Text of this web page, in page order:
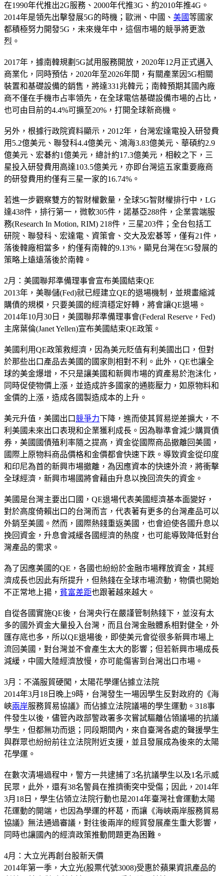
在1990年代推出2G服務、2000年代推3G、約2010年推4G。
2014年是領先出擊發展5G的時機；歐洲、中國、 美國等國家
都積極努力開發5G，未來幾年中，這個市場的競爭將更激
烈。
2017年，據南韓規劃5G試用服務開放，2020年12月正式邁入
商業化，同時預估，2020年至2026年間，有關產業因5G相關
裝置和基礎設備的銷售，將達331兆韓元；南韓預期其國內廠
商不僅在手機市占率領先，在全球電信基礎設備市場的占比，
也可由目前的4.4%可擴至20%，打開全球新商機。
另外，根據行政院資料顯示，2012年，台灣宏達電投入研發費
用5.2億美元、聯發科4.4億美元、鴻海3.83億美元、華碩約2.9
億美元、宏碁約1億美元，總計約17.3億美元，相較之下，三
星投入研發費用高達103.5億美元，亦即台灣這五家重要廠商
的研發費用約僅有三星一家的16.74%。
若進一步觀察雙方的智財權數量，全球5G智財權排行中，LG
達438件，排行第一，微軟305件，諾基亞288件，企業雲端服
務(Research In Motion, RIM) 218件，三星203件；全台包括工
研院、聯發科、宏達電、資策會、交大及宏碁等，僅有21件，
落後韓廠相當多，約僅有南韓的9.13%，顯見台灣在5G發展的
策略上遠遠落後於南韓。
2月：美國聯邦準備理事會宣布美國結束QE
2013年，美聯儲(Fed)就已經建立QE的退場機制，並規畫縮減
購債的規模，只要美國的經濟穩定好轉，將會讓QE退場。
2014年10月30日，美國聯邦準備理事會(Federal Reserve，Fed)
主席葉倫(Janet Yellen)宣布美國結束QE政策。
美國利用QE政策救經濟，因為美元貶值有利美國出口，但對
於那些出口產品去美國的國家則相對不利。此外，QE也讓全
球的美金爆增，不只是讓美國和新興市場的資產易於泡沫化，
同時促使物價上漲，並造成許多國家的通膨壓力，如原物料和
金價的上漲，造成各國製造成本的上升。
美元升值，美國出口 競爭力下降，進而使其貿易逆差擴大，不
利美國未來出口表現和企業獲利成長。因為聯準會減少購買債
券，美國國債殖利率隨之提高，資金從國際商品撤離回美國，
國際上原物料商品價格和金價都會快速下跌。導致資金從印度
和印尼為首的新興市場撤離，為因應資本的快速外流，將衝擊
全球經濟，新興市場國將會藉由升息以挽回流失的資金。
美國是台灣主要出口國，QE退場代表美國經濟基本面變好，
對於高度倚賴出口的台灣而言，代表著有更多的台灣產品可以
外銷至美國。然而，國際熱錢重返美國，也會迫使各國升息以
挽回資金，升息會減緩各國經濟的熱度，也可能導致降低對台
灣產品的需求。
為了因應美國的QE，各國也紛紛於金融市場釋放資金，其經
濟成長也因此有所提升，但熱錢在全球市場流動，物價也開始
不正常地上揚， 貧富差距也跟著越來越大。
自從各國實施QE後，台灣央行在嚴謹管制熱錢下，並沒有太
多的國外資金大量投入台灣，而且台灣金融體系相對健全，外
匯存底也多，所以QE退場後，即使美元會從很多新興市場上
流回美國，對台灣並不會產生太大的影響；但若新興市場成長
減緩，中國大陸經濟放慢，亦可能傷害到台灣出口市場。
3月：不滿服貿硬闖，太陽花學運佔據立法院
2014年3月18日晚上9時，台灣發生一場因學生反對政府的《海
峽兩岸服務貿易協議》而佔據立法院議場的學生運動。318事
件發生以後，儘管內政部警政署多次嘗試驅離佔領議場的抗議
學生，但都無功而退；同段期間內，來自臺灣各處的聲援學生
與群眾也紛紛前往立法院附近支援，並且發展成為後來的太陽
花學運。
在數次清場過程中，警方一共逮捕了3名抗議學生以及1名示威
民眾，此外，還有38名警員在推擠衝突中受傷；因此，2014年
3月18日，學生佔領立法院行動也是2014年臺灣社會運動太陽
花運動的開端，也因為學運的杯葛，而讓《海峽兩岸服務貿易
協議》無法通過審議，對往後兩岸的經貿發展產生重大影響，
同時也讓國內的經濟政策推動問題更為困難。
4月：大立光再創台股新天價
2014年第一季，大立光(股票代號3008)受惠於蘋果資訊產品的